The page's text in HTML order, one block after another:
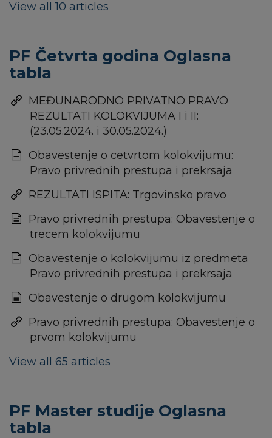
View all 10 articles
PF Četvrta godina Oglasna
tabla
MEĐUNARODNO PRIVATNO PRAVO
REZULTATI KOLOKVIJUMA I i II:
(23.05.2024. i 30.05.2024.)
Obavestenje o cetvrtom kolokvijumu:
Pravo privrednih prestupa i prekrsaja
REZULTATI ISPITA: Trgovinsko pravo
Pravo privrednih prestupa: Obavestenje o
trecem kolokvijumu
Obavestenje o kolokvijumu iz predmeta
Pravo privrednih prestupa i prekrsaja
Obavestenje o drugom kolokvijumu
Pravo privrednih prestupa: Obavestenje o
prvom kolokvijumu
View all 65 articles
PF Master studije Oglasna
tabla